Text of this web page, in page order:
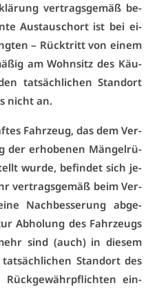
ver­trags­ge­mäß be­
Aus­tauschort ist bei ei­
– Rück­tritt von ei­nem
am Wohn­sitz des Käu­
tat­säch­li­chen Stand­ort
nicht an.
Fahr­zeug, das dem Ver­
der er­ho­be­nen Män­gel­rü­
wur­de, be­fin­det sich je­
ver­trags­ge­mäß beim Ver­
Nach­bes­se­rung ab­ge­
Ab­ho­lung des Fahr­zeugs
sind (auch) in die­sem
Stand­ort des
Rück­ge­währ­pflich­ten ein­